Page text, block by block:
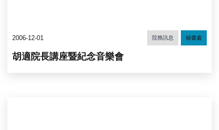
2006-12-01 院務訊息 秘書處
胡適院長講座暨紀念音樂會